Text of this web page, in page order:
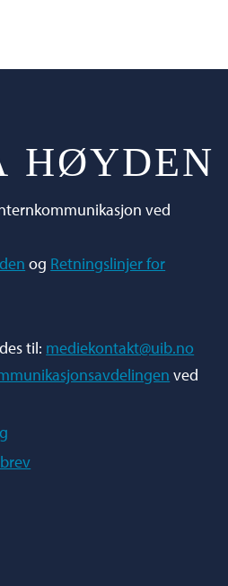
ved
og Retningslinjer for
til: mediekontakt@uib.no
ved